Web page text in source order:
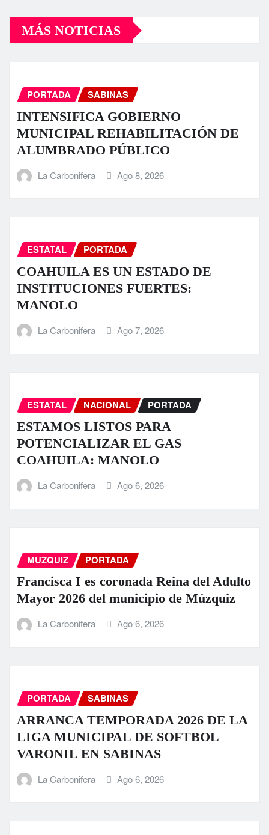
MÁS NOTICIAS
PORTADA SABINAS
INTENSIFICA GOBIERNO
MUNICIPAL REHABILITACIÓN DE
ALUMBRADO PÚBLICO
La Carbonifera Ago 8, 2026
ESTATAL PORTADA
COAHUILA ES UN ESTADO DE
INSTITUCIONES FUERTES:
MANOLO
La Carbonifera Ago 7, 2026
ESTATAL NACIONAL PORTADA
ESTAMOS LISTOS PARA
POTENCIALIZAR EL GAS
COAHUILA: MANOLO
La Carbonifera Ago 6, 2026
MUZQUIZ PORTADA
Francisca I es coronada Reina del Adulto
Mayor 2026 del municipio de Múzquiz
La Carbonifera Ago 6, 2026
PORTADA SABINAS
ARRANCA TEMPORADA 2026 DE LA
LIGA MUNICIPAL DE SOFTBOL
VARONIL EN SABINAS
La Carbonifera Ago 6, 2026